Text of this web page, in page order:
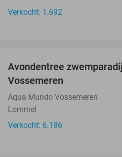
Verkocht: 1.692
Avondentree
Vossemeren
Aqua Mundo Vossemeren
Lommel
Verkocht: 6.186